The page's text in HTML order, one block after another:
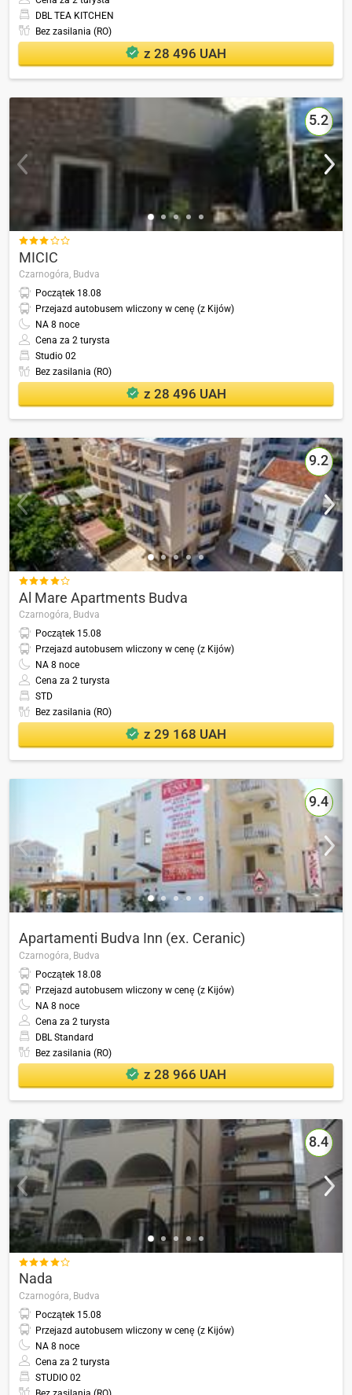
DBL TEA KITCHEN
Bez zasilania (RO)
z 28 496 UAH
5.2

MICIC
Czarnogóra, Budva
Początek 18.08
Przejazd autobusem wliczony w cenę (z Kijów)
NA 8 noce
Cena za 2 turysta
Studio 02
Bez zasilania (RO)
z 28 496 UAH
9.2

Al Mare Apartments Budva
Czarnogóra, Budva
Początek 15.08
Przejazd autobusem wliczony w cenę (z Kijów)
NA 8 noce
Cena za 2 turysta
STD
Bez zasilania (RO)
z 29 168 UAH
9.4
Apartamenti Budva Inn (ex. Ceranic)
Czarnogóra, Budva
Początek 18.08
Przejazd autobusem wliczony w cenę (z Kijów)
NA 8 noce
Cena za 2 turysta
DBL Standard
Bez zasilania (RO)
z 28 966 UAH
8.4

Nada
Czarnogóra, Budva
Początek 15.08
Przejazd autobusem wliczony w cenę (z Kijów)
NA 8 noce
Cena za 2 turysta
STUDIO 02